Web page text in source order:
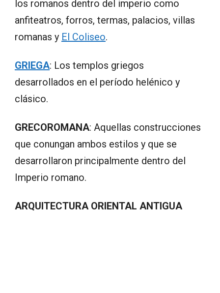
los romanos dentro del imperio como
anfiteatros, forros, termas, palacios, villas
romanas y El Coliseo.
GRIEGA: Los templos griegos
desarrollados en el período helénico y
clásico.
GRECOROMANA: Aquellas construcciones
que conungan ambos estilos y que se
desarrollaron principalmente dentro del
Imperio romano.
ARQUITECTURA ORIENTAL ANTIGUA